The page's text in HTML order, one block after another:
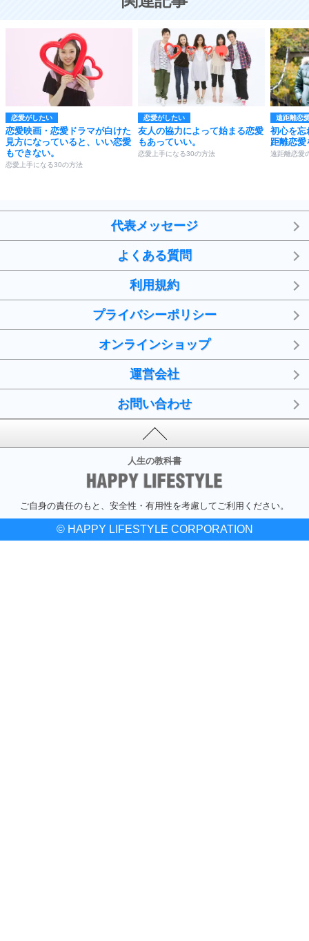
恋愛がしたい
恋愛映画・恋愛ドラマが白けた
見方になっていると、いい恋愛
もできない。
恋愛上手になる30の方法
恋愛がしたい
友人の協力によって始まる恋愛
もあっていい。
恋愛上手になる30の方法
遠距離恋
初心を忘
距離恋愛
遠距離恋愛
代表メッセージ
よくある質問
利用規約
プライバシーポリシー
オンラインショップ
運営会社
お問い合わせ
人生の教科書
ご自身の責任のもと、安全性・有用性を考慮してご利用ください。
© HAPPY LIFESTYLE CORPORATION